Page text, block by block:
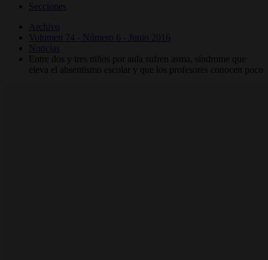
Secciones
Archivo
Volumen 74 - Número 6 - Junio 2016
Noticias
Entre dos y tres niños por aula sufren asma, síndrome que
eleva el absentismo escolar y que los profesores conocen poco